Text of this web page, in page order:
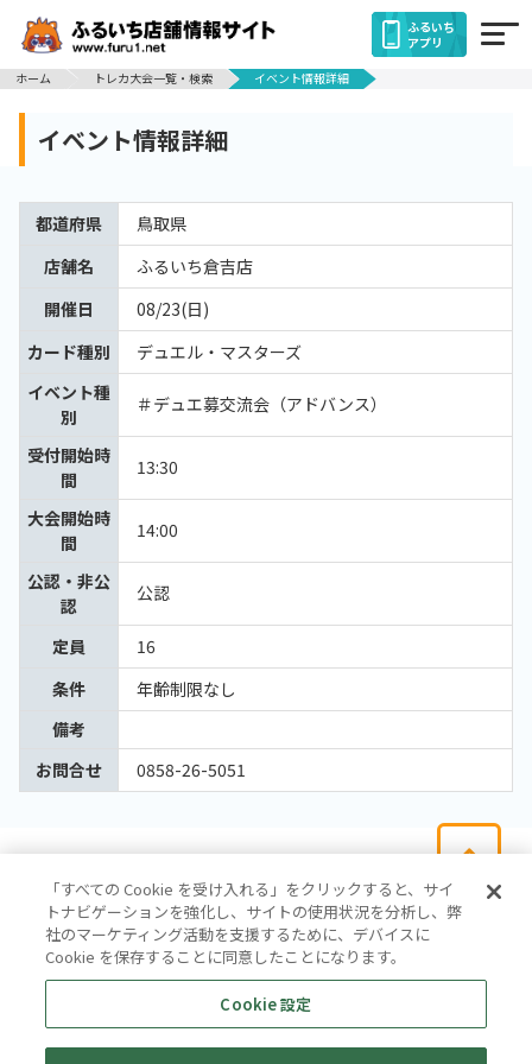
ふるいち
アプリ
ホーム
トレカ大会一覧・検索 イベント情報詳細
イベント情報詳細
都道府県
鳥取県
店舗名
ふるいち倉吉店
開催日
08/23(日)
カード種別
デュエル・マスターズ
イベント種
別
＃デュエ募交流会（アドバンス）
受付開始時
間
13:30
大会開始時
間
14:00
公認・非公
認
公認
定員
16
条件
年齢制限なし
備考
お問合せ
0858-26-5051
会社概要
サイトマップ
お問い合わせ
個人情報保護方針
株式会社テイツー
「すべての Cookie を受け入れる」をクリックすると、サイ
トナビゲーションを強化し、サイトの使用状況を分析し、弊
社のマーケティング活動を支援するために、デバイスに
Cookie を保存することに同意したことになります。
Cookie 設定